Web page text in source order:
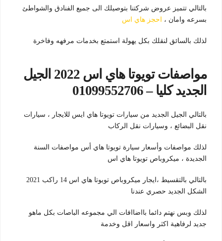
بالتالي تتميز عروض شركتنا بتوصيلك الى جميع الفنادق والشواطئ
بسرعه وامان ،
احجز هاي اس
لذلك بالسائق لنقلك بكل يهولة استمتع بخدمات مرفهه وفاخرة
مواصفات تويوتا هاي اس 2022 الجيل
الجديد كليا – 01099552706
بالتالي الجيل الجديد من سيارات تويوتا هاي ايس للايجار ، سيارات
نقل البضائع ، وسيارات نقل الركاب
لذلك مواصفات وأسعار سيارة تويوتا هاي أس مواصفات السنة
الجديدة ، ميكروباص تويوتا هاي اس
بالتالي بالتقسيط ،ايجار ميكروباص تويوتا هاي اس 14 راكب 2021
الشكل الجديد حصري عندنا
لذلك وبس نهتم دائما بااضاافات الي مجموعه الباصات بكل ماهو
جديد لرفاهية اكثر واسعار اقل وخدمة